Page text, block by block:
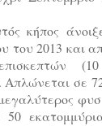
κήπος
του 2013 και
Απλώνεται σε